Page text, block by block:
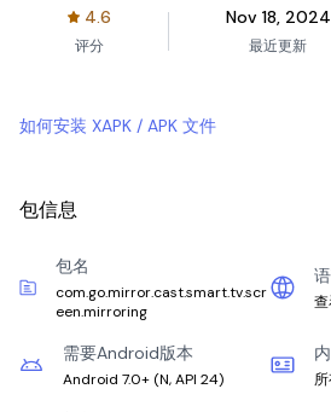
4.6
评分
Nov 18, 2024
最近更新
如何安装 XAPK / APK 文件
包信息
包名
com.go.mirror.cast.smart.tv.scr
een.mirroring
需要Android版本
Android 7.0+ (N, API 24)